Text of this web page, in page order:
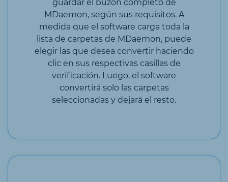
guardar el buzón completo de
MDaemon, según sus requisitos. A
medida que el software carga toda la
lista de carpetas de MDaemon, puede
elegir las que desea convertir haciendo
clic en sus respectivas casillas de
verificación. Luego, el software
convertirá solo las carpetas
seleccionadas y dejará el resto.